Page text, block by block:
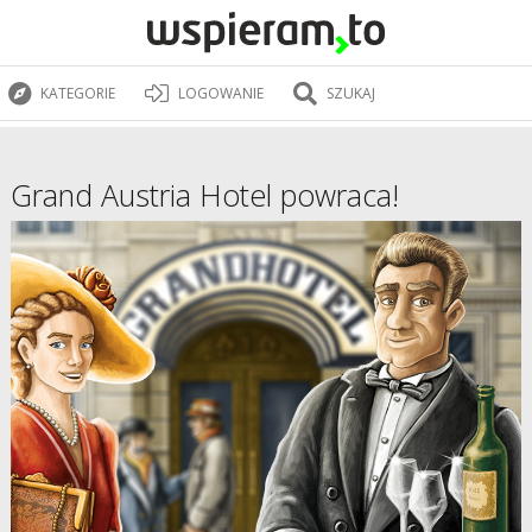
KATEGORIE LOGOWANIE SZUKAJ
Grand Austria Hotel powraca!